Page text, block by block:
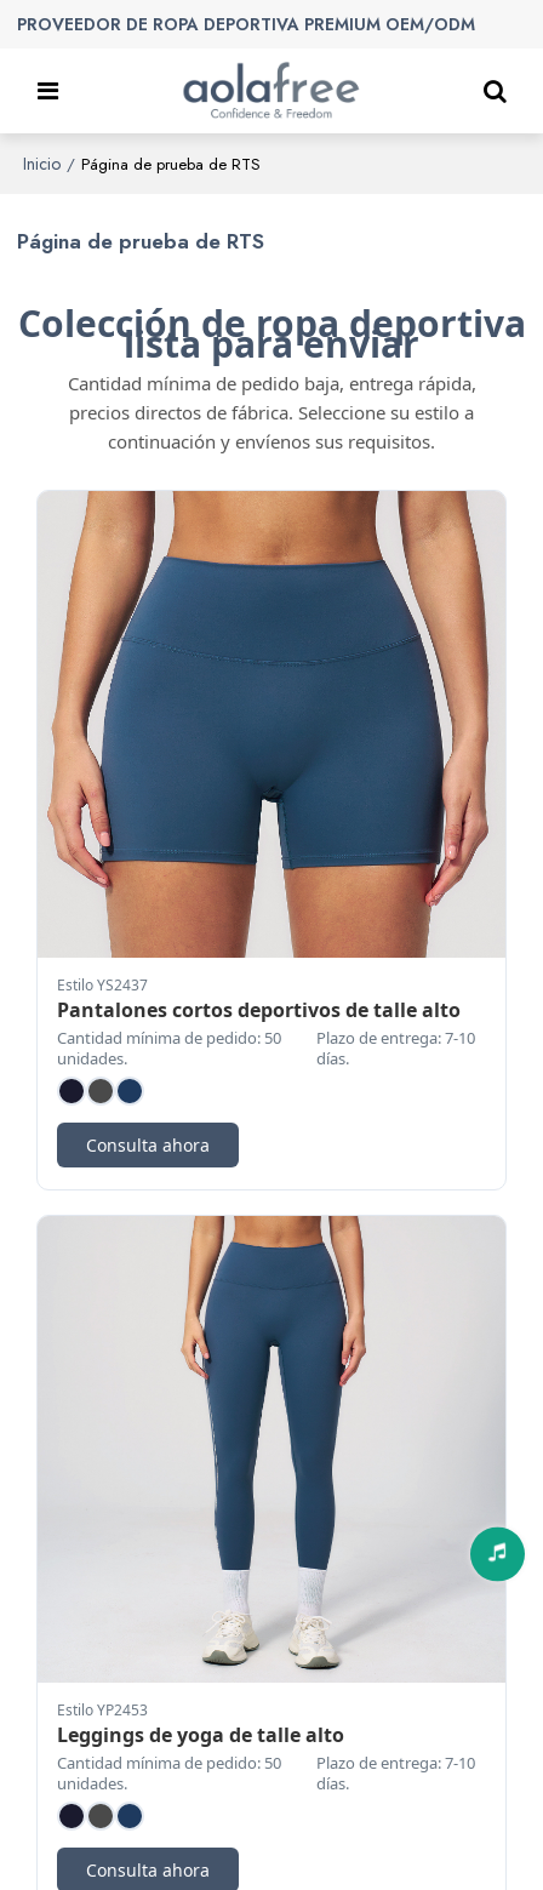
PROVEEDOR DE ROPA DEPORTIVA PREMIUM OEM/ODM
Inicio / Página de prueba de RTS
Página de prueba de RTS
Colección de ropa deportiva
lista para enviar
Cantidad mínima de pedido baja, entrega rápida,
precios directos de fábrica. Seleccione su estilo a
continuación y envíenos sus requisitos.
Estilo YS2437
Pantalones cortos deportivos de talle alto
Cantidad mínima de pedido: 50
unidades.
Plazo de entrega: 7-10
días.
Consulta ahora
Estilo YP2453
Leggings de yoga de talle alto
Cantidad mínima de pedido: 50
unidades.
Plazo de entrega: 7-10
días.
Consulta ahora